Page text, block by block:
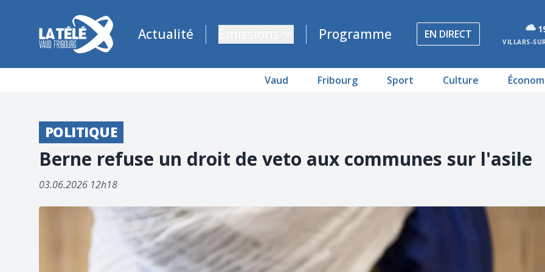
La Télé - Télévision régionale Vaud et Fribourg
Actualité Programme EN DIRECT
VILLARS-
Vaud Fribourg Sport Culture
POLITIQUE
Berne refuse un droit de veto aux communes sur l'asile
03.06.2026 12h18